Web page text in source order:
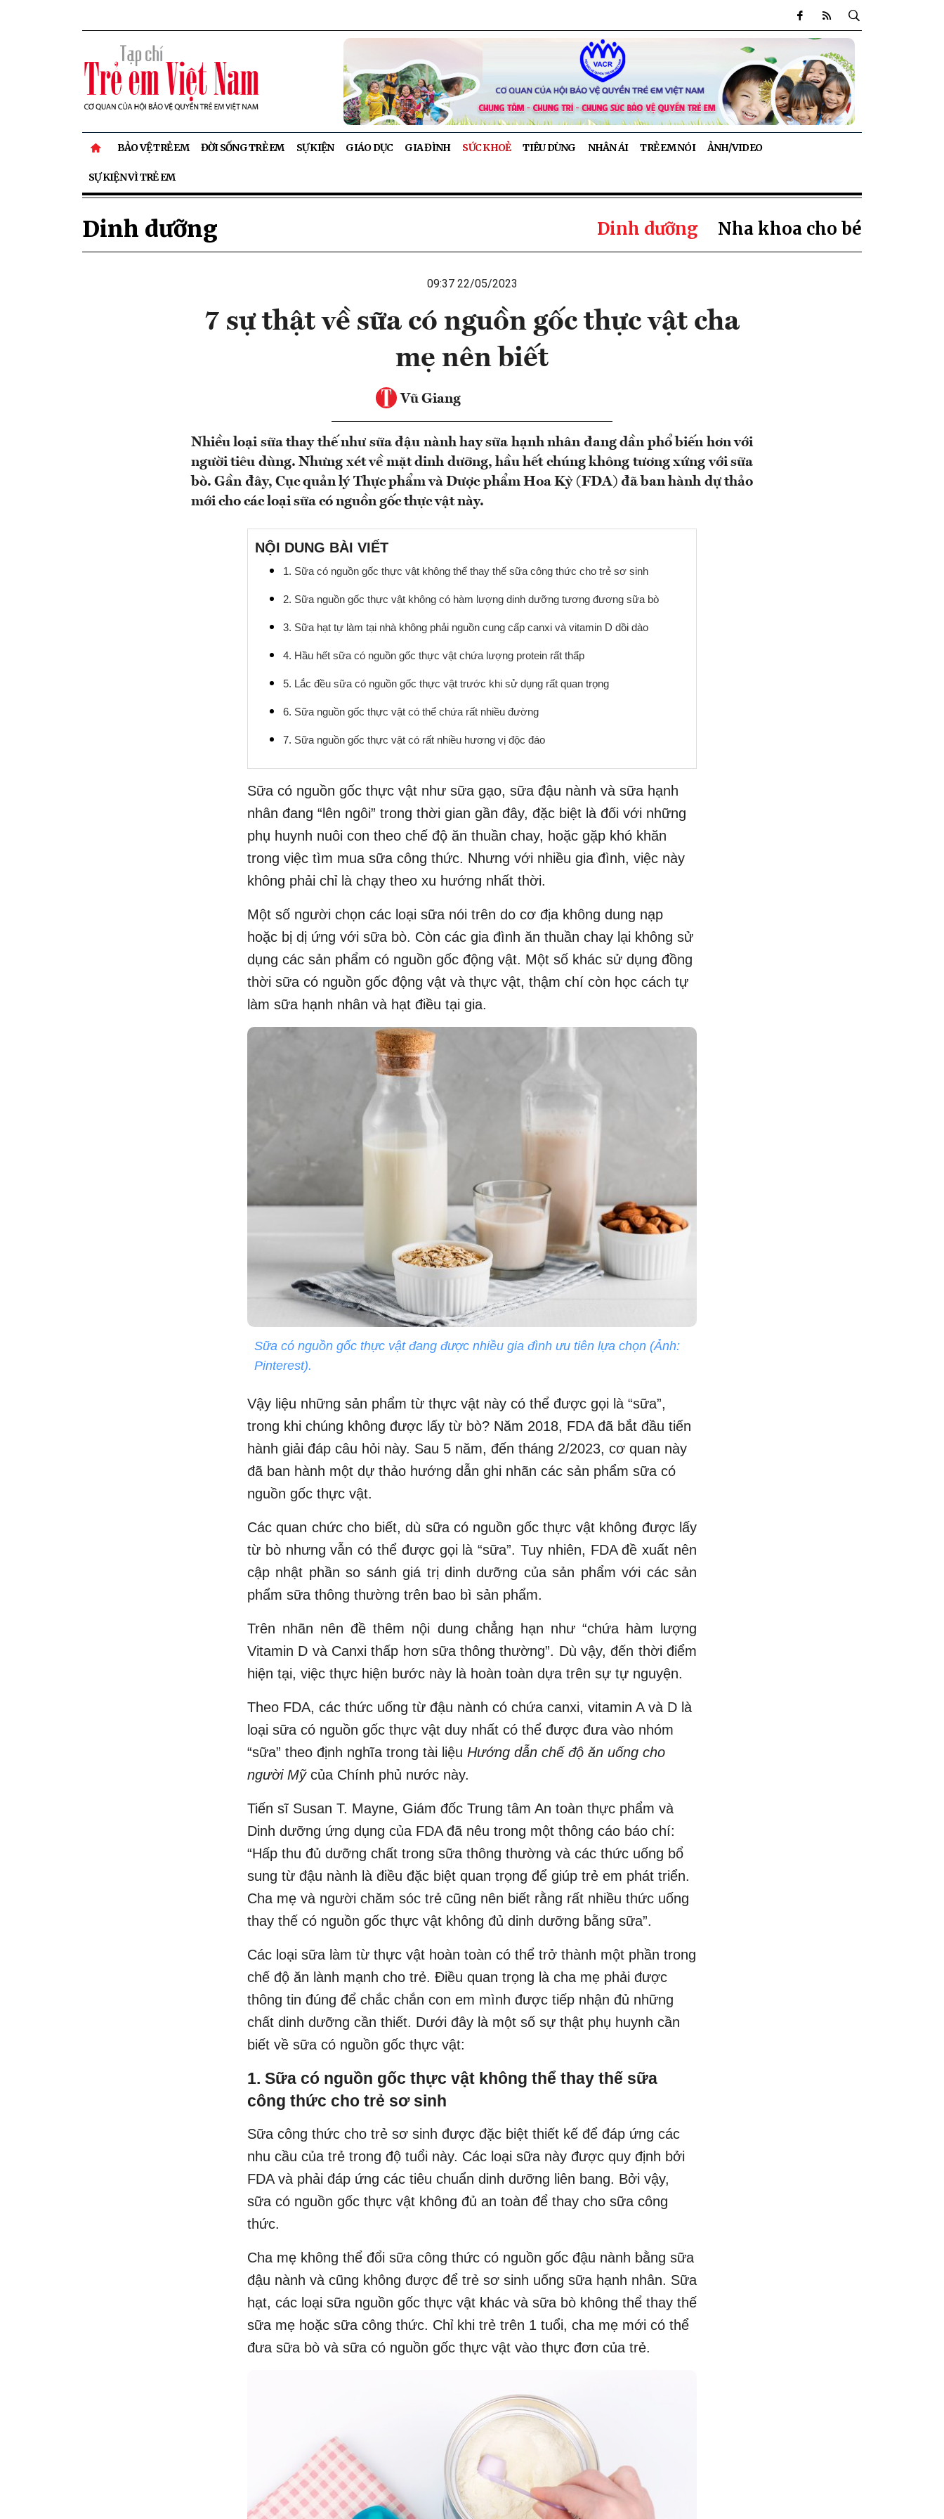
BẢO VỆ TRẺ EM ĐỜI SỐNG TRẺ EM SỰ KIỆN GIÁO DỤC GIA ĐÌNH SỨC KHOẺ TIÊU DÙNG NHÂN ÁI TRẺ EM NÓI ẢNH/VIDEO
SỰ KIỆN VÌ TRẺ EM
Dinh dưỡng Dinh dưỡng Nha khoa cho bé
09:37 22/05/2023
7 sự thật về sữa có nguồn gốc thực vật cha
mẹ nên biết
Vũ Giang
Nhiều loại sữa thay thế như sữa đậu nành hay sữa hạnh nhân đang dần phổ biến hơn với
người tiêu dùng. Nhưng xét về mặt dinh dưỡng, hầu hết chúng không tương xứng với sữa
bò. Gần đây, Cục quản lý Thực phẩm và Dược phẩm Hoa Kỳ (FDA) đã ban hành dự thảo
mới cho các loại sữa có nguồn gốc thực vật này.
NỘI DUNG BÀI VIẾT
1. Sữa có nguồn gốc thực vật không thể thay thế sữa công thức cho trẻ sơ sinh
2. Sữa nguồn gốc thực vật không có hàm lượng dinh dưỡng tương đương sữa bò
3. Sữa hạt tự làm tại nhà không phải nguồn cung cấp canxi và vitamin D dồi dào
4. Hầu hết sữa có nguồn gốc thực vật chứa lượng protein rất thấp
5. Lắc đều sữa có nguồn gốc thực vật trước khi sử dụng rất quan trọng
6. Sữa nguồn gốc thực vật có thể chứa rất nhiều đường
7. Sữa nguồn gốc thực vật có rất nhiều hương vị độc đáo
Sữa có nguồn gốc thực vật như sữa gạo, sữa đậu nành và sữa hạnh
nhân đang “lên ngôi” trong thời gian gần đây, đặc biệt là đối với những
phụ huynh nuôi con theo chế độ ăn thuần chay, hoặc gặp khó khăn
trong việc tìm mua sữa công thức. Nhưng với nhiều gia đình, việc này
không phải chỉ là chạy theo xu hướng nhất thời.
Một số người chọn các loại sữa nói trên do cơ địa không dung nạp
hoặc bị dị ứng với sữa bò. Còn các gia đình ăn thuần chay lại không sử
dụng các sản phẩm có nguồn gốc động vật. Một số khác sử dụng đồng
thời sữa có nguồn gốc động vật và thực vật, thậm chí còn học cách tự
làm sữa hạnh nhân và hạt điều tại gia.
Sữa có nguồn gốc thực vật đang được nhiều gia đình ưu tiên lựa chọn (Ảnh:
Pinterest).
Vậy liệu những sản phẩm từ thực vật này có thể được gọi là “sữa”,
trong khi chúng không được lấy từ bò? Năm 2018, FDA đã bắt đầu tiến
hành giải đáp câu hỏi này. Sau 5 năm, đến tháng 2/2023, cơ quan này
đã ban hành một dự thảo hướng dẫn ghi nhãn các sản phẩm sữa có
nguồn gốc thực vật.
Các quan chức cho biết, dù sữa có nguồn gốc thực vật không được lấy
từ bò nhưng vẫn có thể được gọi là “sữa”. Tuy nhiên, FDA đề xuất nên
cập nhật phần so sánh giá trị dinh dưỡng của sản phẩm với các sản
phẩm sữa thông thường trên bao bì sản phẩm.
Trên nhãn nên đề thêm nội dung chẳng hạn như “chứa hàm lượng
Vitamin D và Canxi thấp hơn sữa thông thường”. Dù vậy, đến thời điểm
hiện tại, việc thực hiện bước này là hoàn toàn dựa trên sự tự nguyện.
Theo FDA, các thức uống từ đậu nành có chứa canxi, vitamin A và D là
loại sữa có nguồn gốc thực vật duy nhất có thể được đưa vào nhóm
“sữa” theo định nghĩa trong tài liệu Hướng dẫn chế độ ăn uống cho
người Mỹcủa Chính phủ nước này.
Tiến sĩ Susan T. Mayne, Giám đốc Trung tâm An toàn thực phẩm và
Dinh dưỡng ứng dụng của FDA đã nêu trong một thông cáo báo chí:
“Hấp thu đủ dưỡng chất trong sữa thông thường và các thức uống bổ
sung từ đậu nành là điều đặc biệt quan trọng để giúp trẻ em phát triển.
Cha mẹ và người chăm sóc trẻ cũng nên biết rằng rất nhiều thức uống
thay thế có nguồn gốc thực vật không đủ dinh dưỡng bằng sữa”.
Các loại sữa làm từ thực vật hoàn toàn có thể trở thành một phần trong
chế độ ăn lành mạnh cho trẻ. Điều quan trọng là cha mẹ phải được
thông tin đúng để chắc chắn con em mình được tiếp nhận đủ những
chất dinh dưỡng cần thiết. Dưới đây là một số sự thật phụ huynh cần
biết về sữa có nguồn gốc thực vật:
1. Sữa có nguồn gốc thực vật không thể thay thế sữa
công thức cho trẻ sơ sinh
Sữa công thức cho trẻ sơ sinh được đặc biệt thiết kế để đáp ứng các
nhu cầu của trẻ trong độ tuổi này. Các loại sữa này được quy định bởi
FDA và phải đáp ứng các tiêu chuẩn dinh dưỡng liên bang. Bởi vậy,
sữa có nguồn gốc thực vật không đủ an toàn để thay cho sữa công
thức.
Cha mẹ không thể đổi sữa công thức có nguồn gốc đậu nành bằng sữa
đậu nành và cũng không được để trẻ sơ sinh uống sữa hạnh nhân. Sữa
hạt, các loại sữa nguồn gốc thực vật khác và sữa bò không thể thay thế
sữa mẹ hoặc sữa công thức. Chỉ khi trẻ trên 1 tuổi, cha mẹ mới có thể
đưa sữa bò và sữa có nguồn gốc thực vật vào thực đơn của trẻ.